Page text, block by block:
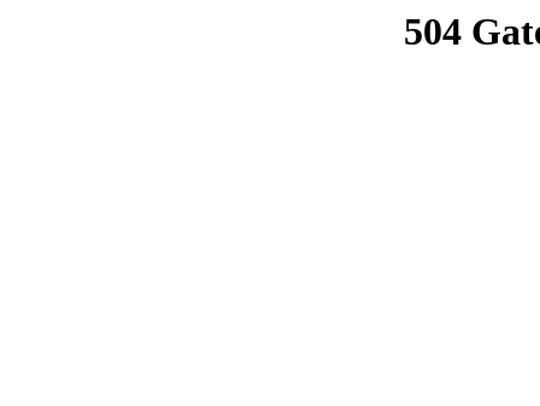
504